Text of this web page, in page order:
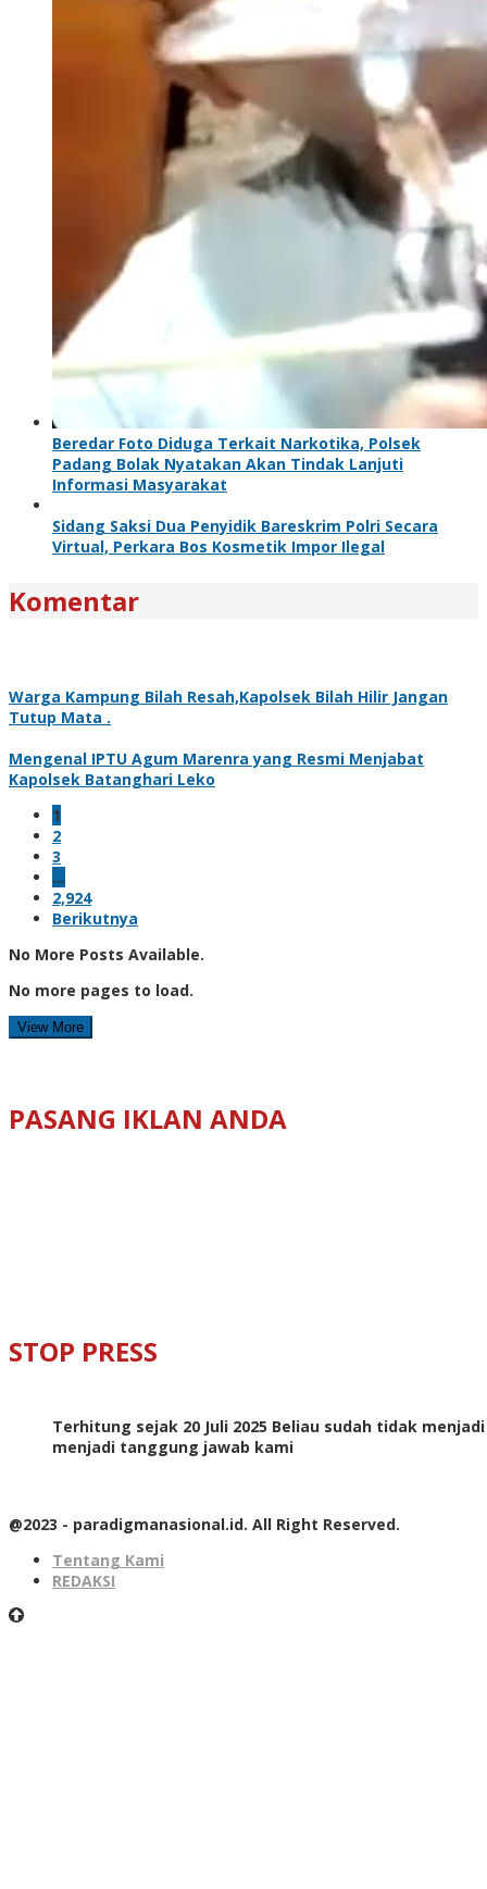
Beredar Foto Diduga Terkait Narkotika, Polsek
Padang Bolak Nyatakan Akan Tindak Lanjuti
Informasi Masyarakat
Sidang Saksi Dua Penyidik Bareskrim Polri Secara
Virtual, Perkara Bos Kosmetik Impor Ilegal
Komentar
Warga Kampung Bilah Resah,Kapolsek Bilah Hilir Jangan
Tutup Mata .
Mengenal IPTU Agum Marenra yang Resmi Menjabat
Kapolsek Batanghari Leko
1
2
3
…
2,924
Berikutnya
No More Posts Available.
No more pages to load.
View More
PASANG IKLAN ANDA
STOP PRESS
Terhitung sejak 20 Juli 2025 Beliau sudah tidak
menjadi tanggung jawab kami
@2023 - paradigmanasional.id. All Right Reserved.
Tentang Kami
REDAKSI